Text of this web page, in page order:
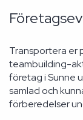
Transportera er
teambuilding-
företag i Sunne
samlad och
förberedelser